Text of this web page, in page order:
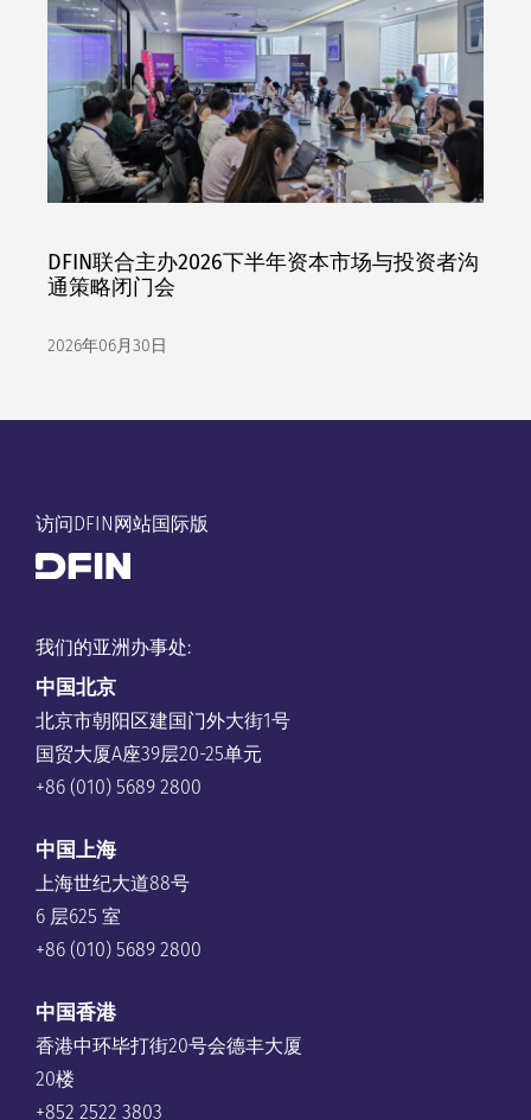
DFIN联合主办2026下半年资本市场与投资者沟
通策略闭门会
2026年06月30日
访问DFIN网站国际版
我们的亚洲办事处:
中国北京
北京市朝阳区建国门外大街1号
国贸大厦A座39层20-25单元
+86 (010) 5689 2800
中国上海
上海世纪大道88号
6 层625 室
+86 (010) 5689 2800
中国香港
香港中环毕打街20号会德丰大厦
20楼
+852 2522 3803